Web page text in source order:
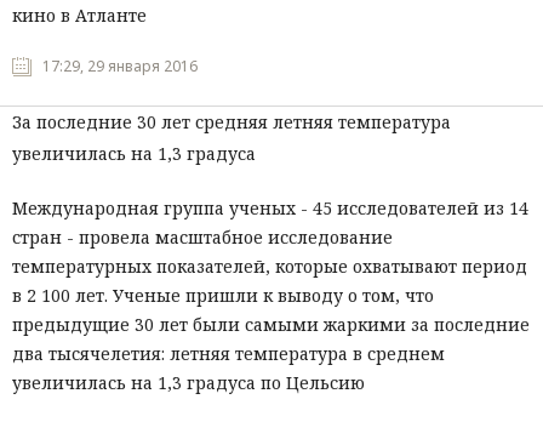
кино в Атланте
17:29, 29 января 2016
За последние 30 лет средняя летняя температура
увеличилась на 1,3 градуса
Международная группа ученых - 45 исследователей из 14
стран - провела масштабное исследование
температурных показателей, которые охватывают период
в 2 100 лет. Ученые пришли к выводу о том, что
предыдущие 30 лет были самыми жаркими за последние
два тысячелетия: летняя температура в среднем
увеличилась на 1,3 градуса по Цельсию